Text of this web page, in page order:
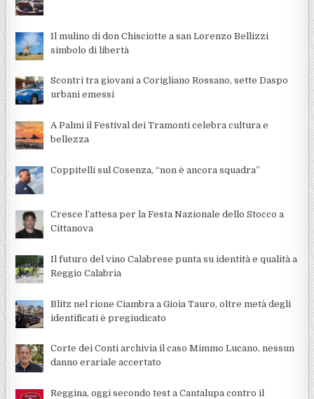
Il mulino di don Chisciotte a san Lorenzo Bellizzi
simbolo di libertà
Scontri tra giovani a Corigliano Rossano, sette Daspo
urbani emessi
A Palmi il Festival dei Tramonti celebra cultura e
bellezza
Coppitelli sul Cosenza, “non è ancora squadra”
Cresce l’attesa per la Festa Nazionale dello Stocco a
Cittanova
Il futuro del vino Calabrese punta su identità e qualità a
Reggio Calabria
Blitz nel rione Ciambra a Gioia Tauro, oltre metà degli
identificati è pregiudicato
Corte dei Conti archivia il caso Mimmo Lucano, nessun
danno erariale accertato
Reggina, oggi secondo test a Cantalupa contro il